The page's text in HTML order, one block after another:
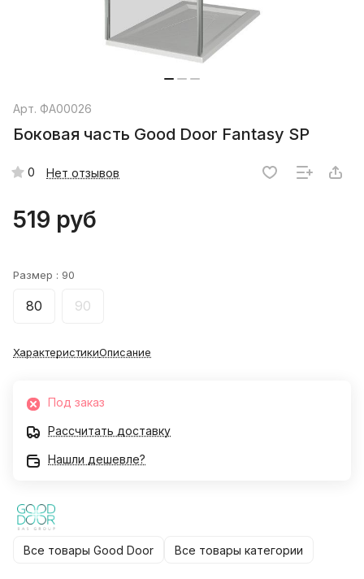
Арт. ФА00026
Боковая часть Good Door Fantasy SP
0 Нет отзывов
519 руб
Размер : 90
80 90
ХарактеристикиОписание
Под заказ
Рассчитать доставку
Нашли дешевле?
Все товары Good Door Все товары категории